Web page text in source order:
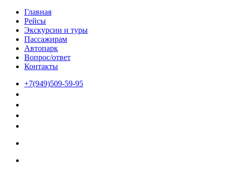
Главная
Рейсы
Экскурсии и туры
Пассажирам
Автопарк
Вопрос/ответ
Контакты
+7(949)509-59-95